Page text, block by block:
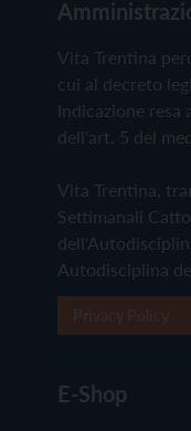
Vita Trentina
cui al decreto
Indicazione resa
dell'art. 5 del
Vita Trentina,
Settimanali
Autodisciplina
E-Shop